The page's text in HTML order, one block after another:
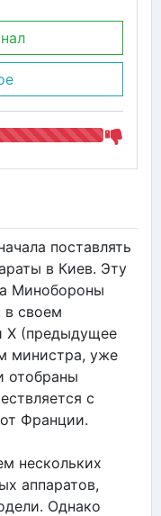
поставлять
в Киев. Эту
Минобороны
в своем
X (предыдущее
министра, уже
отобраны
с
Франции.
нескольких
аппаратов,
Однако